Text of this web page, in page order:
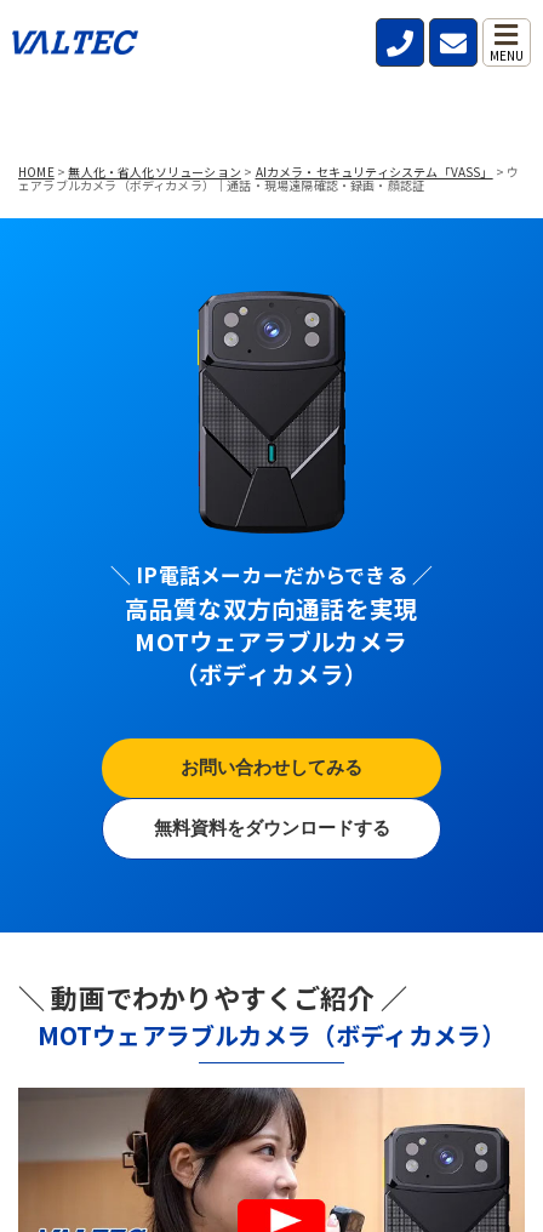
MENU
HOME>無人化・省人化ソリューション > AIカメラ・セキュリティシステム「VASS」 > ウ
ェアラブルカメラ（ボディカメラ）｜通話・現場遠隔確認・録画・顔認証
＼ IP電話メーカーだからできる ／
高品質な双方向通話を実現
MOTウェアラブルカメラ
（ボディカメラ）
お問い合わせしてみる
無料資料をダウンロードする
＼ 動画でわかりやすくご紹介 ／
MOTウェアラブルカメラ（ボディカメラ）